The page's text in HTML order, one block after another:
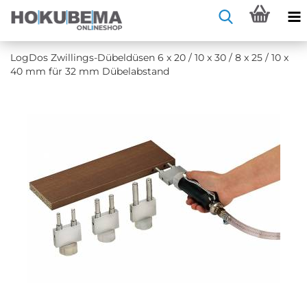
Log­Dos Zwillings-​Dübeldüsen 6 x 20 / 10 x 30 / 8 x 25 / 10 x
40 mm für 32 mm Dü­bel­ab­stand